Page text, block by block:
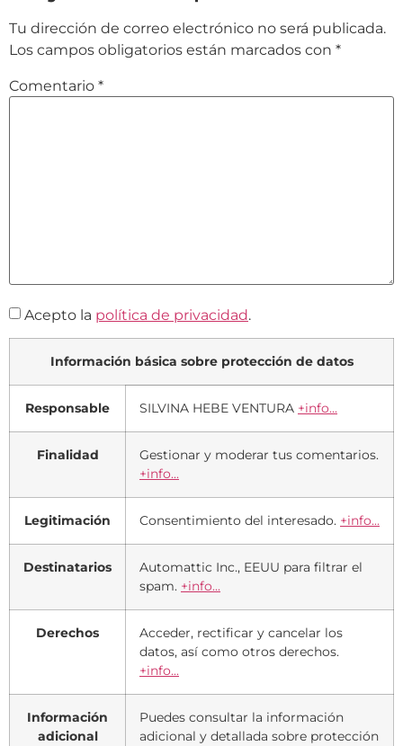
Tu dirección de correo electrónico no será publicada.
Los campos obligatorios están marcados con *
Comentario *
Acepto la política de privacidad.
Información básica sobre protección de datos
Responsable SILVINA HEBE VENTURA +info...
Finalidad
Gestionar y moderar tus comentarios.
+info...
Legitimación Consentimiento del interesado. +info...
Destinatarios
Automattic Inc., EEUU para filtrar el
spam. +info...
Derechos
Acceder, rectificar y cancelar los
datos, así como otros derechos.
+info...
Información
adicional
Puedes consultar la información
adicional y detallada sobre protección